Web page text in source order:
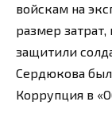
войскам на
размер
защитили
Сердюкова
Коррупция в